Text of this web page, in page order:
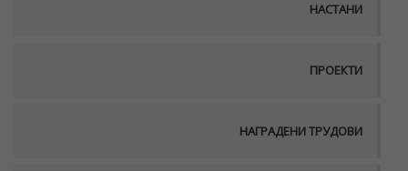
НАСТАНИ
ПРОЕКТИ
НАГРАДЕНИ ТРУДОВИ